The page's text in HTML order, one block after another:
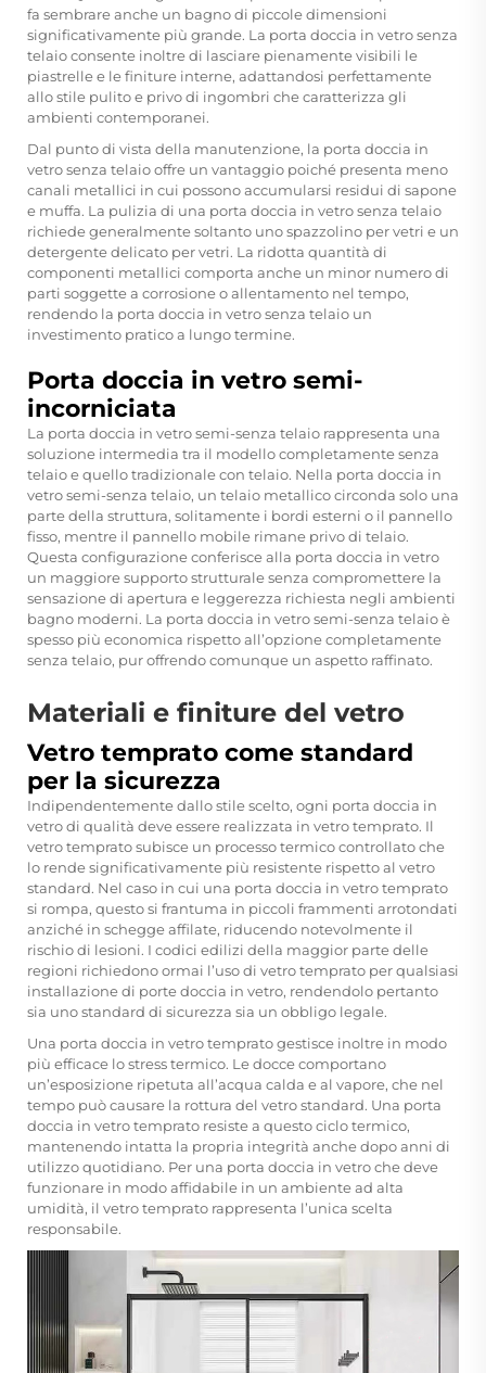
fa sembrare anche un bagno di piccole dimensioni
significativamente più grande. La porta doccia in vetro senza
telaio consente inoltre di lasciare pienamente visibili le
piastrelle e le finiture interne, adattandosi perfettamente
allo stile pulito e privo di ingombri che caratterizza gli
ambienti contemporanei.
Dal punto di vista della manutenzione, la porta doccia in
vetro senza telaio offre un vantaggio poiché presenta meno
canali metallici in cui possono accumularsi residui di sapone
e muffa. La pulizia di una porta doccia in vetro senza telaio
richiede generalmente soltanto uno spazzolino per vetri e un
detergente delicato per vetri. La ridotta quantità di
componenti metallici comporta anche un minor numero di
parti soggette a corrosione o allentamento nel tempo,
rendendo la porta doccia in vetro senza telaio un
investimento pratico a lungo termine.
Porta doccia in vetro semi-
incorniciata
La porta doccia in vetro semi-senza telaio rappresenta una
soluzione intermedia tra il modello completamente senza
telaio e quello tradizionale con telaio. Nella porta doccia in
vetro semi-senza telaio, un telaio metallico circonda solo una
parte della struttura, solitamente i bordi esterni o il pannello
fisso, mentre il pannello mobile rimane privo di telaio.
Questa configurazione conferisce alla porta doccia in vetro
un maggiore supporto strutturale senza compromettere la
sensazione di apertura e leggerezza richiesta negli ambienti
bagno moderni. La porta doccia in vetro semi-senza telaio è
spesso più economica rispetto all’opzione completamente
senza telaio, pur offrendo comunque un aspetto raffinato.
Materiali e finiture del vetro
Vetro temprato come standard
per la sicurezza
Indipendentemente dallo stile scelto, ogni porta doccia in
vetro di qualità deve essere realizzata in vetro temprato. Il
vetro temprato subisce un processo termico controllato che
lo rende significativamente più resistente rispetto al vetro
standard. Nel caso in cui una porta doccia in vetro temprato
si rompa, questo si frantuma in piccoli frammenti arrotondati
anziché in schegge affilate, riducendo notevolmente il
rischio di lesioni. I codici edilizi della maggior parte delle
regioni richiedono ormai l’uso di vetro temprato per qualsiasi
installazione di porte doccia in vetro, rendendolo pertanto
sia uno standard di sicurezza sia un obbligo legale.
Una porta doccia in vetro temprato gestisce inoltre in modo
più efficace lo stress termico. Le docce comportano
un’esposizione ripetuta all’acqua calda e al vapore, che nel
tempo può causare la rottura del vetro standard. Una porta
doccia in vetro temprato resiste a questo ciclo termico,
mantenendo intatta la propria integrità anche dopo anni di
utilizzo quotidiano. Per una porta doccia in vetro che deve
funzionare in modo affidabile in un ambiente ad alta
umidità, il vetro temprato rappresenta l’unica scelta
responsabile.